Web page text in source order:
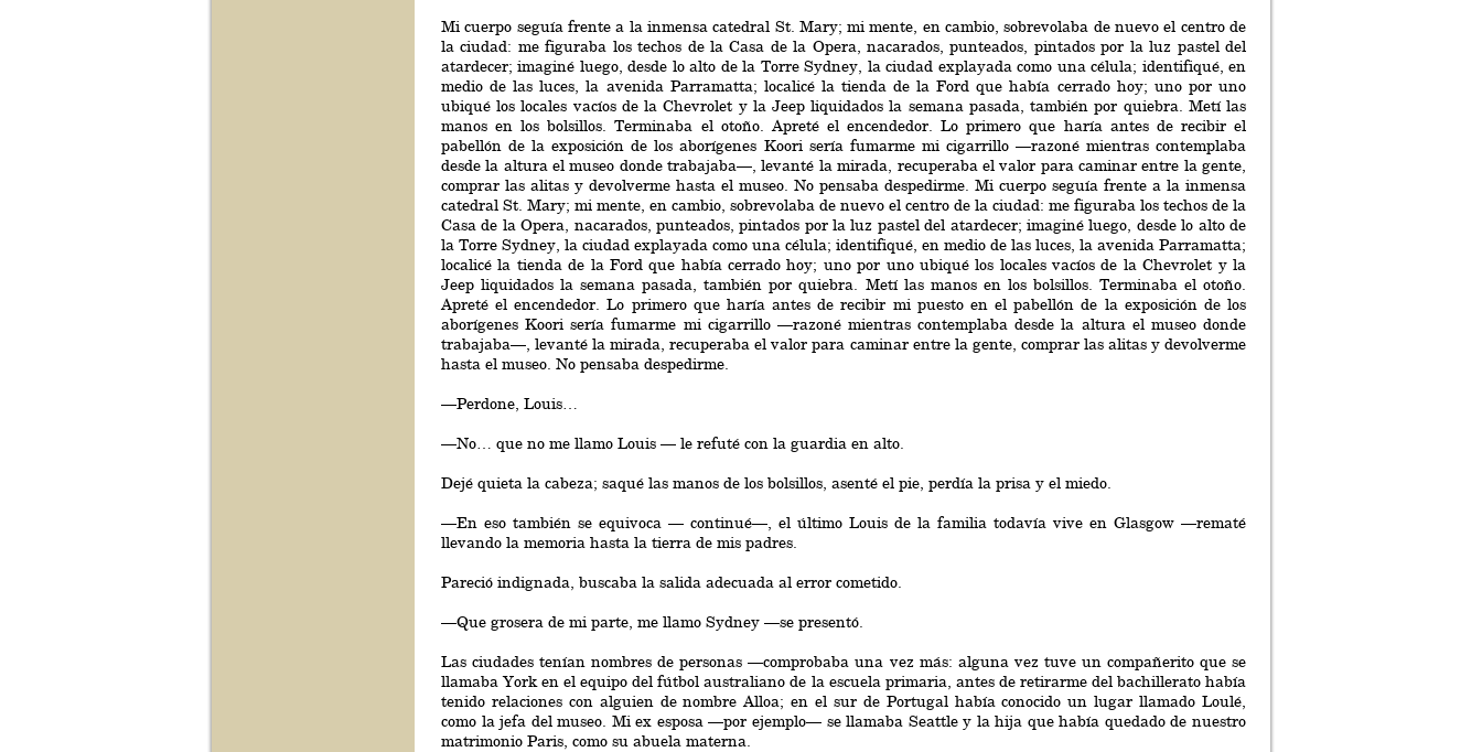
Mi cuerpo seguía frente a la inmensa catedral St. Mary; mi mente, en cambio, sobrevolaba de nuevo el centro de
la ciudad: me figuraba los techos de la Casa de la Opera, nacarados, punteados, pintados por la luz pastel del
atardecer; imaginé luego, desde lo alto de la Torre Sydney, la ciudad explayada como una célula; identifiqué, en
medio de las luces, la avenida Parramatta; localicé la tienda de la Ford que había cerrado hoy; uno por uno
ubiqué los locales vacíos de la Chevrolet y la Jeep liquidados la semana pasada, también por quiebra. Metí las
manos en los bolsillos. Terminaba el otoño. Apreté el encendedor. Lo primero que haría antes de recibir el
pabellón de la exposición de los aborígenes Koori sería fumarme mi cigarrillo —razoné mientras contemplaba
desde la altura el museo donde trabajaba—, levanté la mirada, recuperaba el valor para caminar entre la gente,
comprar las alitas y devolverme hasta el museo. No pensaba despedirme. Mi cuerpo seguía frente a la inmensa
catedral St. Mary; mi mente, en cambio, sobrevolaba de nuevo el centro de la ciudad: me figuraba los techos de la
Casa de la Opera, nacarados, punteados, pintados por la luz pastel del atardecer; imaginé luego, desde lo alto de
la Torre Sydney, la ciudad explayada como una célula; identifiqué, en medio de las luces, la avenida Parramatta;
localicé la tienda de la Ford que había cerrado hoy; uno por uno ubiqué los locales vacíos de la Chevrolet y la
Jeep liquidados la semana pasada, también por quiebra. Metí las manos en los bolsillos. Terminaba el otoño.
Apreté el encendedor. Lo primero que haría antes de recibir mi puesto en el pabellón de la exposición de los
aborígenes Koori sería fumarme mi cigarrillo —razoné mientras contemplaba desde la altura el museo donde
trabajaba—, levanté la mirada, recuperaba el valor para caminar entre la gente, comprar las alitas y devolverme
hasta el museo. No pensaba despedirme.
—Perdone, Louis…
—No… que no me llamo Louis — le refuté con la guardia en alto.
Dejé quieta la cabeza; saqué las manos de los bolsillos, asenté el pie, perdía la prisa y el miedo.
—En eso también se equivoca — continué—, el último Louis de la familia todavía vive en Glasgow —rematé
llevando la memoria hasta la tierra de mis padres.
Pareció indignada, buscaba la salida adecuada al error cometido.
—Que grosera de mi parte, me llamo Sydney —se presentó.
Las ciudades tenían nombres de personas —comprobaba una vez más: alguna vez tuve un compañerito que se
llamaba York en el equipo del fútbol australiano de la escuela primaria, antes de retirarme del bachillerato había
tenido relaciones con alguien de nombre Alloa; en el sur de Portugal había conocido un lugar llamado Loulé,
como la jefa del museo. Mi ex esposa —por ejemplo— se llamaba Seattle y la hija que había quedado de nuestro
matrimonio Paris, como su abuela materna.